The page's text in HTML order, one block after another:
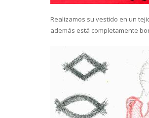
Realizamos su vestido en un
además está completamente